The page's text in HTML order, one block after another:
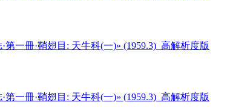
第一冊·鞘翅目: 天牛科(一)» (1959.3)_高解析度版
第一冊·鞘翅目: 天牛科(一)» (1959.3)_高解析度版